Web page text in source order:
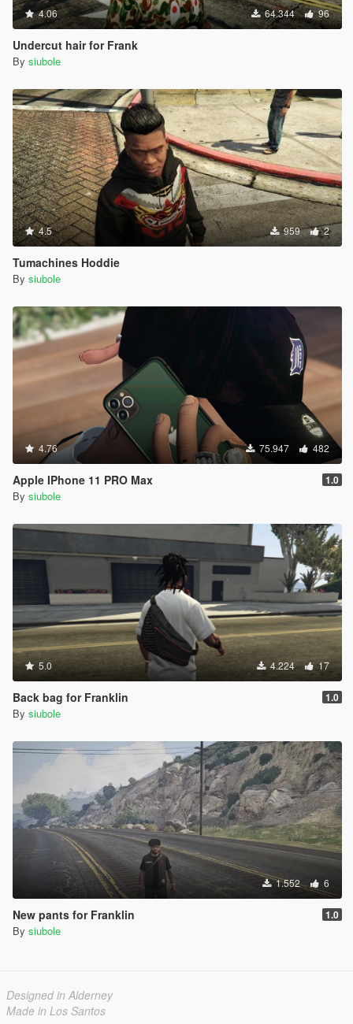
4.06 64.344 96
Undercut hair for Frank
By siubole
4.5 959 2
Tumachines Hoddie
By siubole
4.76 75.947 482
Apple IPhone 11 PRO Max 1.0
By siubole
5.0 4.224 17
Back bag for Franklin 1.0
By siubole
1.552 6
New pants for Franklin 1.0
By siubole
Designed in Alderney
Made in Los Santos